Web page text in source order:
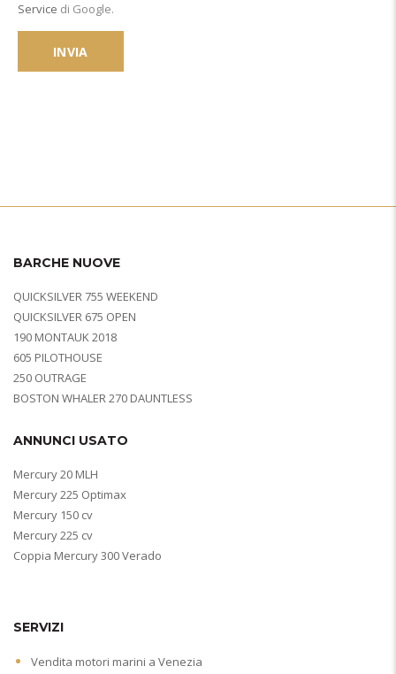
Service di Google.
BARCHE NUOVE
QUICKSILVER 755 WEEKEND
QUICKSILVER 675 OPEN
190 MONTAUK 2018
605 PILOTHOUSE
250 OUTRAGE
BOSTON WHALER 270 DAUNTLESS
ANNUNCI USATO
Mercury 20 MLH
Mercury 225 Optimax
Mercury 150 cv
Mercury 225 cv
Coppia Mercury 300 Verado
SERVIZI
Vendita motori marini a Venezia